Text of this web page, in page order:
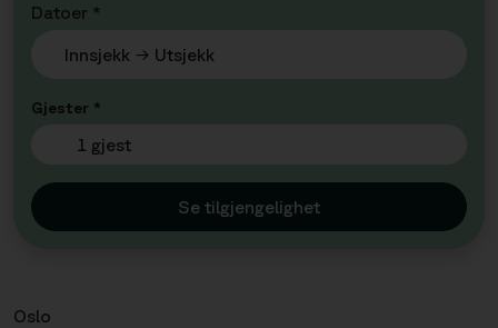
Datoer *
Gjester *
1 gjest
Se tilgjengelighet
Oslo